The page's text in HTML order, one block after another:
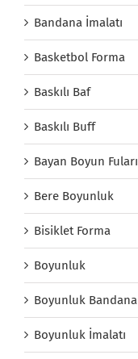
Bandana İmalatı
Basketbol Forma
Baskılı Baf
Baskılı Buff
Bayan Boyun Fuları
Bere Boyunluk
Bisiklet Forma
Boyunluk
Boyunluk Bandana
Boyunluk İmalatı